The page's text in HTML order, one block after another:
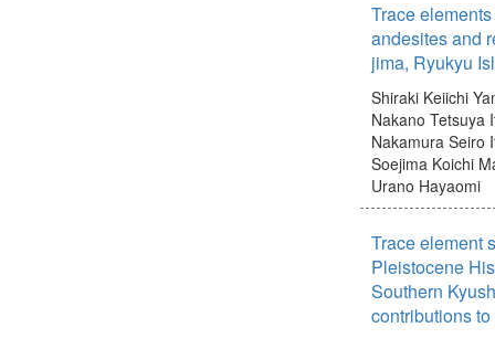
Trace
andesites and
jima, Ryukyu
Shiraki Keiichi
Nakano Tetsuya
Nakamura Seiro
Soejima Koichi
Urano Hayaomi
Trace element
Pleistocene
Southern
contributions